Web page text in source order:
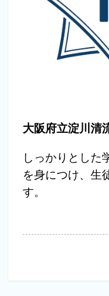
大阪府立淀川清
しっかりとした
を身につけ、生
す。